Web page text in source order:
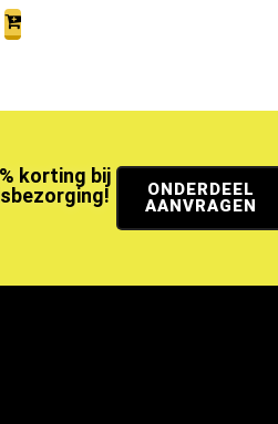
korting bij
ONDERDEEL
AANVRAGEN